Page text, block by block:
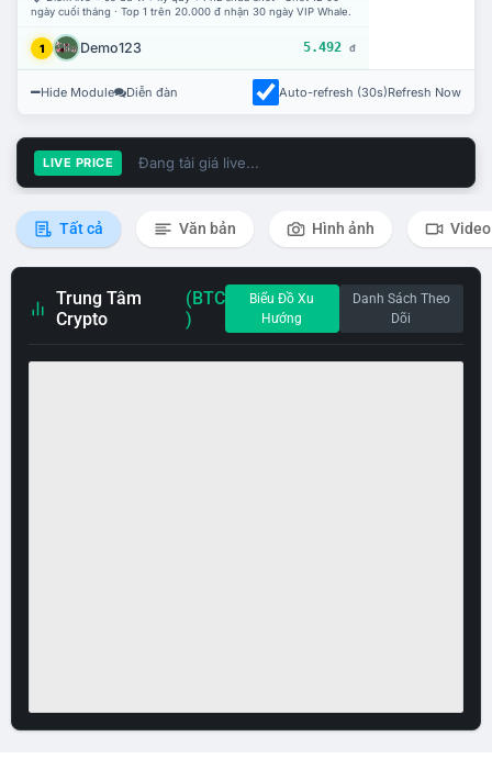
ngày cuối tháng · Top 1 trên 20.000 đ nhận 30 ngày VIP Whale.
1 Demo123 5.492 đ
Hide Module Diễn đàn Auto-refresh (30s)Refresh Now
LIVE PRICE Đang tải giá live...
Tất cả Văn bản Hình ảnh Video
Trung Tâm
Crypto
(BTC
)
Biểu Đồ Xu
Hướng
Danh Sách Theo
Dõi